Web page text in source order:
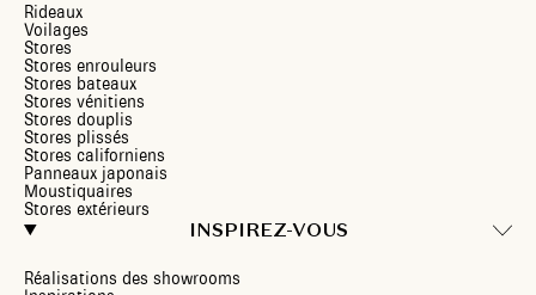
Rideaux
Voilages
Stores
Stores enrouleurs
Stores bateaux
Stores vénitiens
Stores douplis
Stores plissés
Stores californiens
Panneaux japonais
Moustiquaires
Stores extérieurs
INSPIREZ-VOUS
Réalisations des showrooms